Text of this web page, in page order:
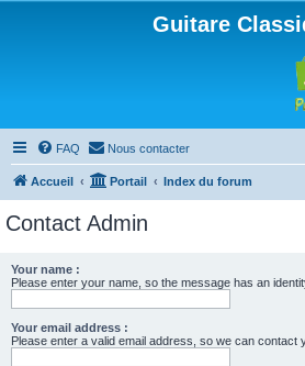
Guitare
FAQ Nous contacter
Accueil Portail Index du forum
Contact Admin
Your name :
Please enter your name, so the message has an
Your email address :
Please enter a valid email address, so we can contact